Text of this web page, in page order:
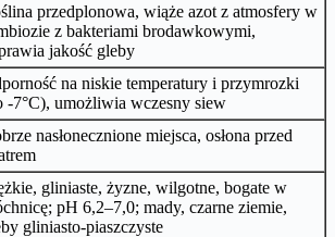
przedplonowa, wiąże azot z atmosfery w
z bakteriami brodawkowymi,
jakość gleby
na niskie temperatury i przymrozki
-7°C), umożliwia wczesny siew
nasłonecznione miejsca, osłona przed
gliniaste, żyzne, wilgotne, bogate w
pH 6,2–7,0; mady, czarne ziemie,
gliniasto-piaszczyste